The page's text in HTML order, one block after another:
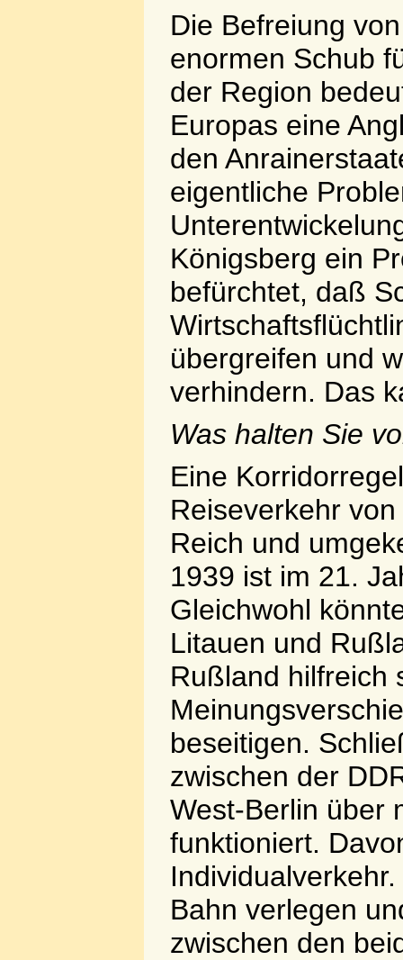
Die Befreiung
enormen Schub
der Region
Europas eine
den
eigentliche
Königsberg ein
befürchtet, daß
übergreifen und
verhindern. Das
Was halten Sie
Eine
Reiseverkehr
Reich und
1939 ist im 21.
Gleichwohl
Litauen und
Rußland hilfreich
beseitigen.
zwischen der
West-Berlin über
funktioniert.
Bahn verlegen
zwischen den